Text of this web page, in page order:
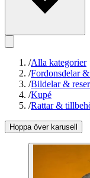
/Alla kategorier
/Fordonsdelar
/Bildelar &
/Kupé
/Rattar &
Hoppa över karusell